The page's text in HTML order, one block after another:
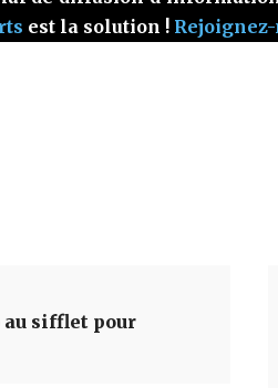
est la solution !
au sifflet pour